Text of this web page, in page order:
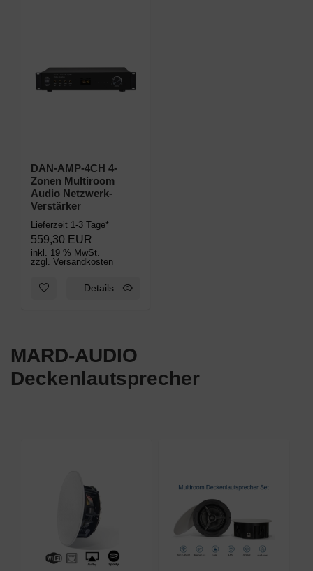
DAN-AMP-4CH 4-
Zonen Multiroom
Audio Netzwerk-
Verstärker
Lieferzeit 1-3 Tage*
559,30 EUR
inkl. 19 % MwSt.
zzgl. Versandkosten
Zum Merkzettel hinzufügen: DAN-AMP-4CH 4-Zonen
Details
MARD-AUDIO
Deckenlautsprecher